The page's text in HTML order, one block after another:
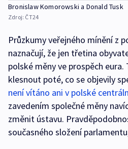
Bronislaw Komorowski a Donald Tusk
Zdroj: ČT24
Průzkumy veřejného mínění z
naznačují, že jen třetina
polské měny ve prospěch
klesnout poté, co se objevily
není vítáno ani v polské
zavedením společné měny
změnit ústavu.
současného složení